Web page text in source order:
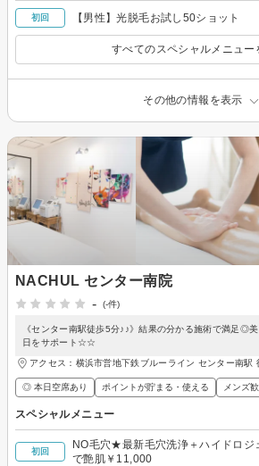
初回 【男性】光脱毛お試し50ショット
すべてのスペシャルメニュー
その他の情報を表示
NACHUL センター南院
-
(-件)
《センター南駅徒歩5分♪♪》結果の分かる施術で満足◎
日をサポート☆☆
アクセス：横浜市営地下鉄ブルーライン センター南駅
◎ 本日空席あり ポイントが貯まる・使える メンズ
スペシャルメニュー
初回
NO毛穴★最新毛穴洗浄＋ハイドロジ
で艶肌￥11,000